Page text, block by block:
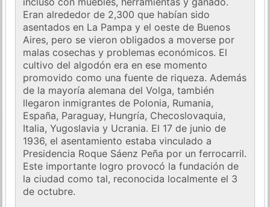
Eran alrededor de 2,300 que habían sido
asentados en La Pampa y el oeste de Buenos
Aires, pero se vieron obligados a moverse por
malas cosechas y problemas económicos. El
cultivo del algodón era en ese momento
promovido como una fuente de riqueza. Además
de la mayoría alemana del Volga, también
llegaron inmigrantes de Polonia, Rumania,
España, Paraguay, Hungría, Checoslovaquia,
Italia, Yugoslavia y Ucrania. El 17 de junio de
1936, el asentamiento estaba vinculado a
Presidencia Roque Sáenz Peña por un ferrocarril.
Este importante logro provocó la fundación de
la ciudad como tal, reconocida localmente el 3
de octubre.